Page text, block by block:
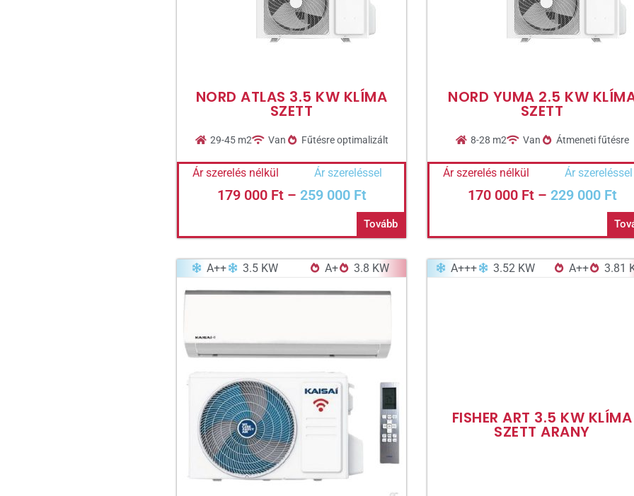
NORD ATLAS 3.5 KW KLÍMA
SZETT
29-45 m2 Van Fűtésre optimalizált
Ár szerelés nélkül Ár szereléssel
179 000 Ft– 259 000 Ft
Tovább
NORD YUMA 2.5 KW
SZETT
8-28 m2 Van Átmeneti fűtésre
Ár szerelés nélkül Ár szereléssel
170 000 Ft– 229 000 Ft
A++ 3.5 KW A+ 3.8 KW A+++ 3.52 KW A++ 3.81
FISHER ART 3.5 KW KLÍMA
SZETT ARANY